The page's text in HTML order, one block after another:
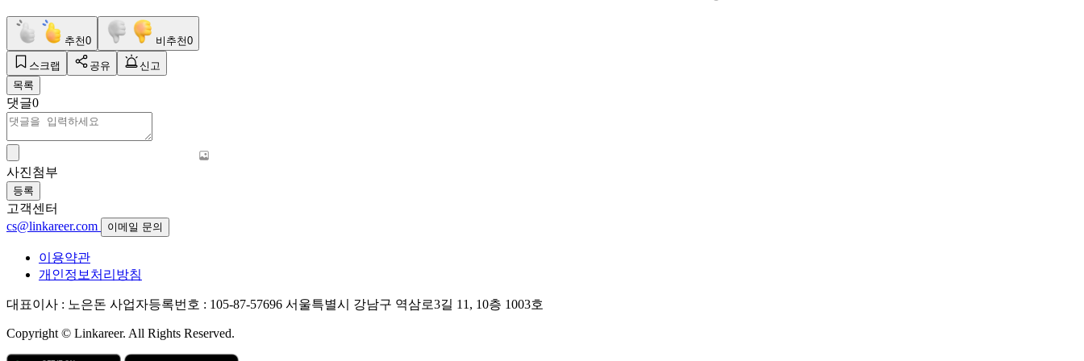
추천0 비추천0
스크랩 공유
신고
목록
댓글0
사진첨부
등록
고객센터
cs@linkareer.com
이메일 문의
이용약관
개인정보처리방침
대표이사 : 노은돈 사업자등록번호 : 105-87-57696 서울특별시 강남구 역삼로3길 11, 10층 1003호
Copyright © Linkareer. All Rights Reserved.